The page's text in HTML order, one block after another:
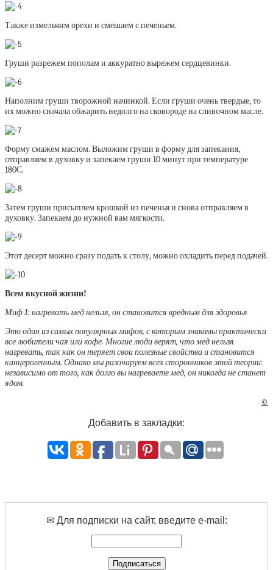
Также измельчим орехи и смешаем с печеньем.
Груши разрежем пополам и аккуратно вырежем сердцевинки.
Наполним груши творожной начинкой. Если груши очень твердые, то
их можно сначала обжарить недолго на сковороде на сливочном масле.
Форму смажем маслом. Выложим груши в форму для запекания,
отправляем в духовку и запекаем груши 10 минут при температуре
180С.
Затем груши присыплем крошкой из печенья и снова отправляем в
духовку. Запекаем до нужной вам мягкости.
Этот десерт можно сразу подать к столу, можно охладить перед подачей.
Всем вкусной жизни!
Миф 1: нагревать мед нельзя, он становится вредным для здоровья
Это один из самых популярных мифов, с которым знакомы практически
все любители чая или кофе. Многие люди верят, что мед нельзя
нагревать, так как он теряет свои полезные свойства и становится
канцерогенным. Однако мы разочаруем всех сторонников этой теории:
независимо от того, как долго вы нагреваете мед, он никогда не станет
ядом.
©
Добавить в закладки:
✉ Для подписки на сайт, введите e-mail: